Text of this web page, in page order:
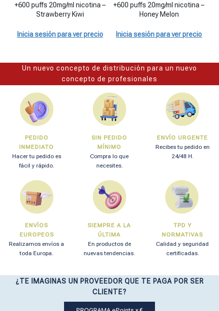
+600 puffs 20mg/ml nicotina –
Strawberry Kiwi
Inicia sesión para ver precio
+600 puffs 20mg/ml nicotina –
Honey Melon
Inicia sesión para ver precio
Un nuevo concepto de distribución para un nuevo
concepto de profesionales
PEDIDO
INMEDIATO
Hacer tu pedido es
fácil y rápido.
SIN PEDIDO
MÍNIMO
Compra lo que
necesites.
ENVÍO URGENTE
Recibes tu pedido en
24/48 H.
ENVÍOS
EUROPEOS
Realizamos envíos a
toda Europa.
SIEMPRE A LA
ÚLTIMA
En productos de
nuevas tendencias.
TPD Y
NORMATIVAS
Calidad y seguridad
certificadas.
¿TE IMAGINAS UN PROVEEDOR QUE TE PAGA POR SER
CLIENTE?